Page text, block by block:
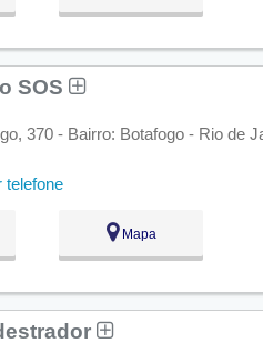
SOS
370 - Bairro: Botafogo - Rio de
telefone
Mapa